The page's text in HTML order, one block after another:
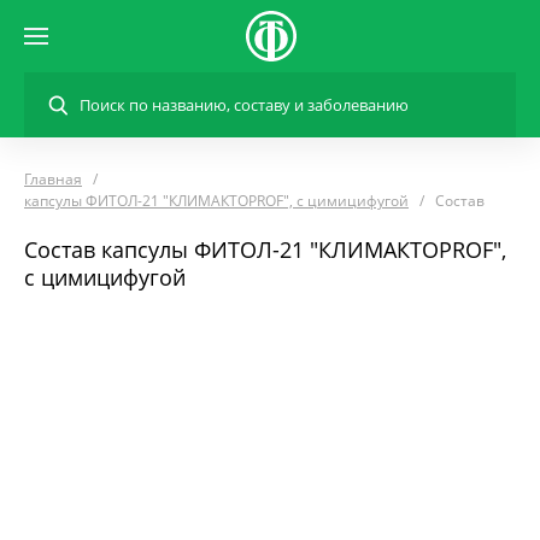
Главная
капсулы ФИТОЛ-21 "КЛИМАКТОPROF", с цимицифугой
Состав
Состав капсулы ФИТОЛ-21 "КЛИМАКТОPROF",
с цимицифугой